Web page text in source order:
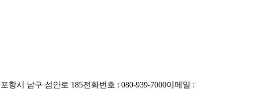
포항시 남구 섬안로 185전화번호 : 080-939-7000이메일 :